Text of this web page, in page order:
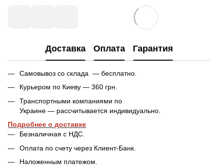
Доставка Оплата Гарантия
Самовывоз со склада — бесплатно.
Курьером по Киеву — 360 грн.
Транспортными компаниями по
Украине — рассчитывается индивидуально.
Подробнее о доставке
Безналичная с НДС.
Оплата по счету через Клиент-Банк.
Наложенным платежом.